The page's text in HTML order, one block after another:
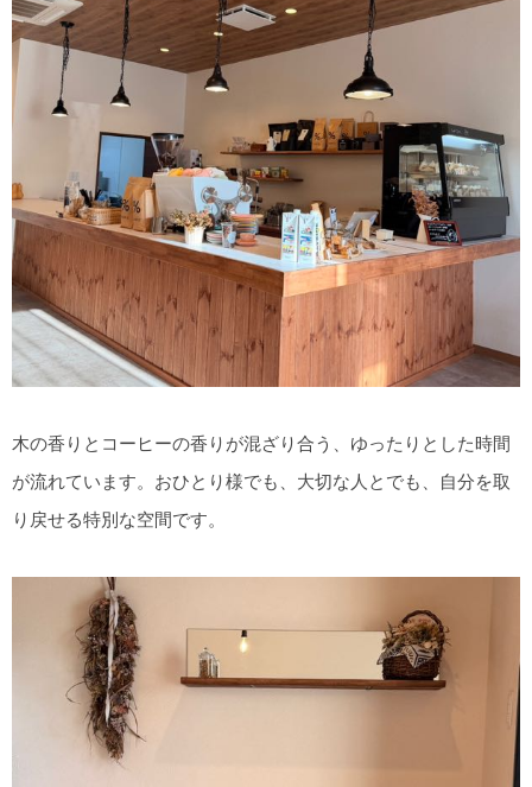
木の香りとコーヒーの香りが混ざり合う、ゆったりとした時間
が流れています。おひとり様でも、大切な人とでも、自分を取
り戻せる特別な空間です。